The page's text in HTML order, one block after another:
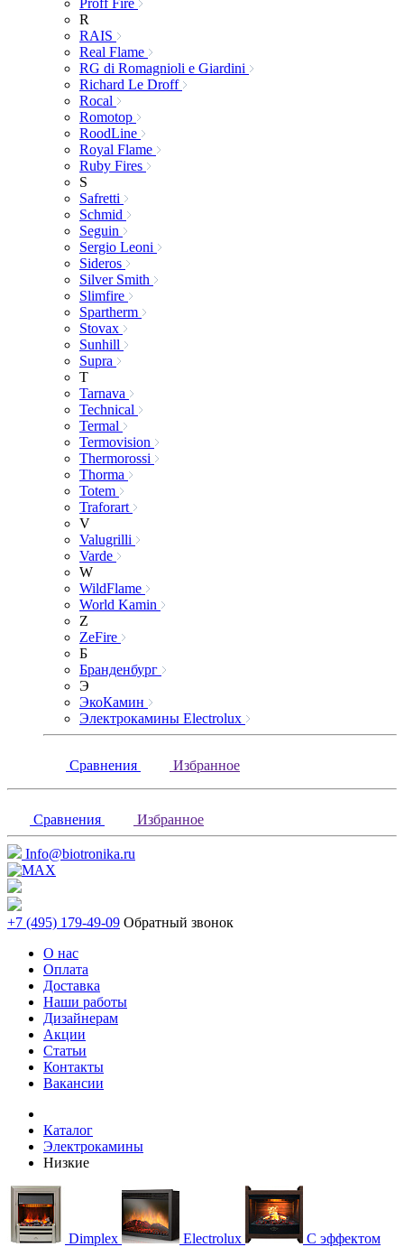
R
RAIS
Real Flame
RG di Romagnioli e Giardini
Richard Le Droff
Rocal
Romotop
RoodLine
Royal Flame
Ruby Fires
S
Safretti
Schmid
Seguin
Sergio Leoni
Sideros
Silver Smith
Slimfire
Spartherm
Stovax
Sunhill
Supra
T
Tarnava
Technical
Termal
Termovision
Thermorossi
Thorma
Totem
Traforart
V
Valugrilli
Varde
W
WildFlame
World Kamin
Z
ZeFire
Б
Бранденбург
Э
ЭкоКамин
Электрокамины Electrolux
Сравнения Избранное
Сравнения Избранное
Info@biotronika.ru
+7 (495) 179-49-09 Обратный звонок
О нас
Оплата
Доставка
Наши работы
Дизайнерам
Акции
Статьи
Контакты
Вакансии
Каталог
Электрокамины
Низкие
Dimplex Electrolux С эффектом